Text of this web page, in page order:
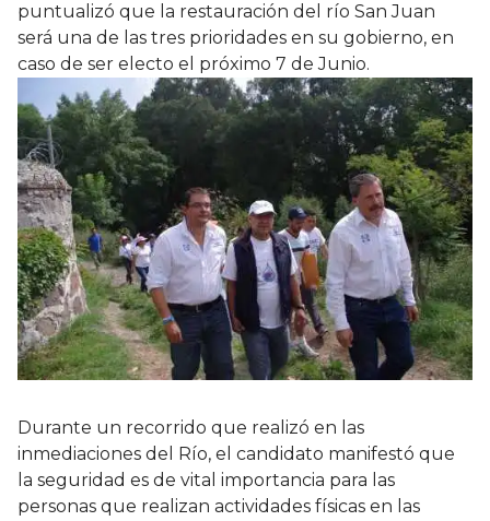
puntualizó que la restauración del río San Juan
será una de las tres prioridades en su gobierno, en
caso de ser electo el próximo 7 de Junio.
Durante un recorrido que realizó en las
inmediaciones del Río, el candidato manifestó que
la seguridad es de vital importancia para las
personas que realizan actividades físicas en las